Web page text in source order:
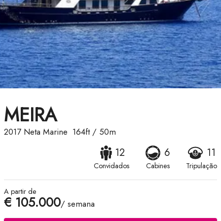
MEIRA
2017 Neta Marine 164ft/ 50m
12
Convidados
6
Cabines
11
Tripulação
A partir de
€ 105.000/ semana